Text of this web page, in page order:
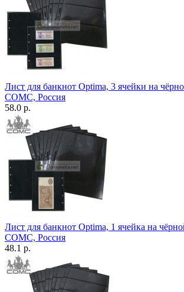
Лист для банкнот Optima, 3 ячейки на
СОМС, Россия
58.0 р.
Лист для банкнот Optima, 1 ячейка на
СОМС, Россия
48.1 р.